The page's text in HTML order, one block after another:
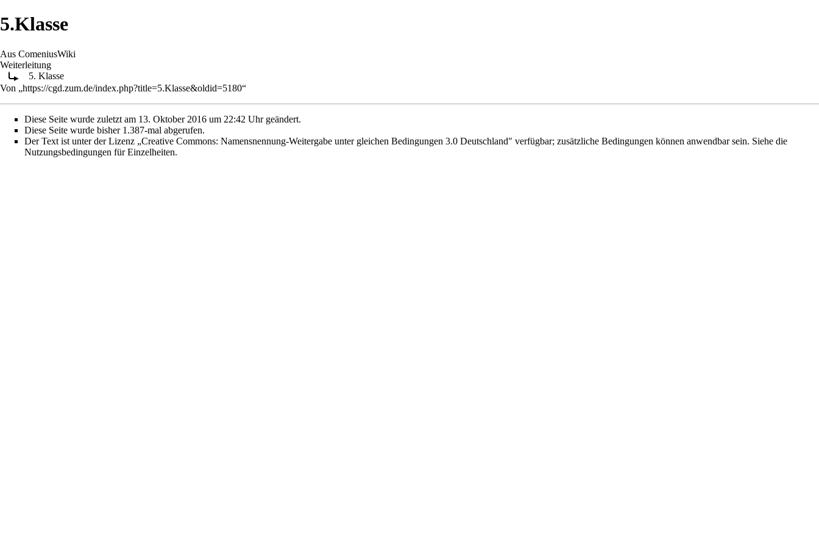
5.Klasse
Aus ComeniusWiki
Weiterleitung
5. Klasse
Von „https://cgd.zum.de/index.php?title=5.Klasse&oldid=5180“
Diese Seite wurde zuletzt am 13. Oktober 2016 um 22:42 Uhr geändert.
Diese Seite wurde bisher 1.387-mal abgerufen.
Der Text ist unter der Lizenz „Creative Commons: Namensnennung-Weitergabe unter gleichen Bedingungen 3.0 Deutschland" verfügbar; zusätzliche Bedingungen können anwendbar sein. Siehe die
Nutzungsbedingungen für Einzelheiten.